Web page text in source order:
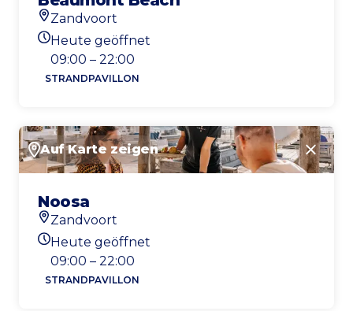
Standort
Zandvoort
Heutigen Öffnungszeiten
Heute geöffnet
09:00 – 22:00
STRANDPAVILLON
Auf Karte zeigen
Noosa
Standort
Zandvoort
Heutigen Öffnungszeiten
Heute geöffnet
09:00 – 22:00
STRANDPAVILLON